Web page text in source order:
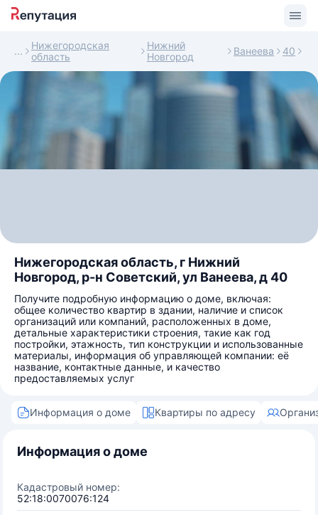
Нижегородская
область
Нижний
Новгород
Ванеева 40
Нижегородская область, г Нижний
Новгород, р-н Советский, ул Ванеева, д 40
Получите подробную информацию о доме, включая:
общее количество квартир в здании, наличие и список
организаций или компаний, расположенных в доме,
детальные характеристики строения, такие как год
постройки, этажность, тип конструкции и использованные
материалы, информация об управляющей компании: её
название, контактные данные, и качество
предоставляемых услуг
Информация о доме Квартиры по адресу
Информация о доме
Кадастровый номер:
52:18:0070076:124